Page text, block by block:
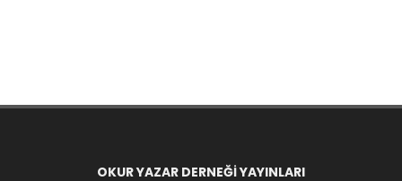
OKUR YAZAR DERNEĞİ YAYINLARI